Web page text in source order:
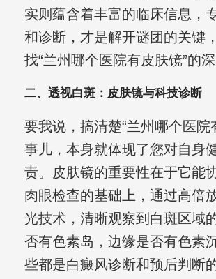
实则蕴含着丰富的临床信息，
和诊断，才是解开谜团的关键
找“兰州哪个医院有皮肤镜”的深
二、透视白斑：皮肤镜与科技诊断
要我说，搞清楚“兰州哪个医院
事儿，本身就体现了您对自身
责。皮肤镜的重要性在于它能
肉眼检查的基础上，通过高倍
光技术，清晰观察到白斑区域
否有色素岛，边缘是否有色素
些都是白癜风诊断和预后判断